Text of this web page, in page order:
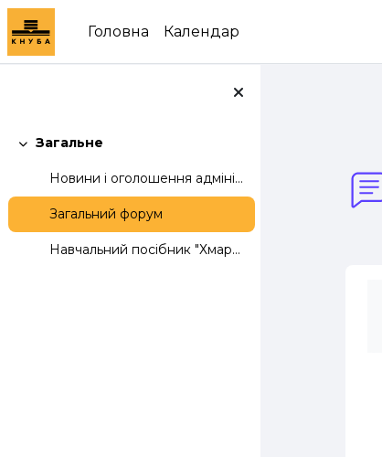
Перейти до головного вмісту
Головна
Календар
Згорнути
Загальне
Новини і оголошення адміністраторів
Загальний форум
Навчальний посібник "Хмарні сервіси Office 365"